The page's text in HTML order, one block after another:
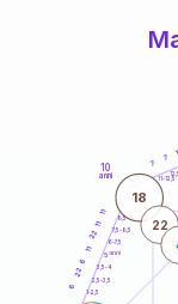
10
anni
1-2,5
2,5-3,5
3,5-4
6-7,5
7,5-8,5
8,5-9
11-12,5
6
22
6
11
22
11
11
7
7
18
22
5anni